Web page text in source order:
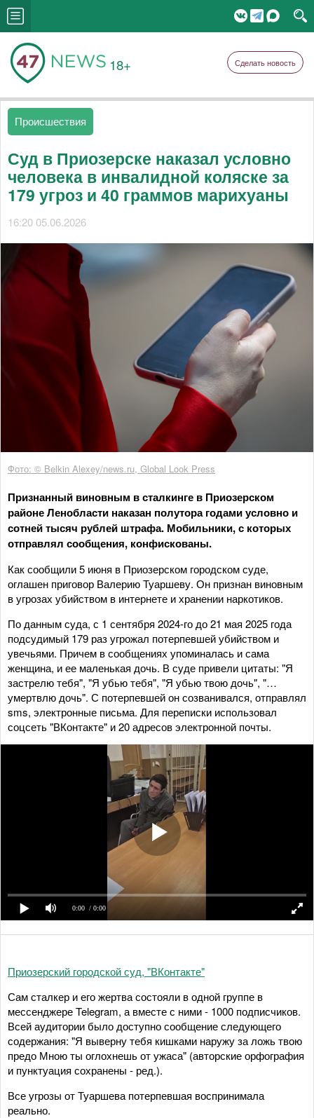
18+ Сделать новость
Происшествия
Суд в Приозерске наказал условно
человека в инвалидной коляске за
179 угроз и 40 граммов марихуаны
16:20 05.06.2026
Фото: © Belkin Alexey/news.ru, Global Look Press
Признанный виновным в сталкинге в Приозерском
районе Ленобласти наказан полутора годами условно и
сотней тысяч рублей штрафа. Мобильники, с которых
отправлял сообщения, конфискованы.
Как сообщили 5 июня в Приозерском городском суде,
оглашен приговор Валерию Туаршеву. Он признан виновным
в угрозах убийством в интернете и хранении наркотиков.
По данным суда, с 1 сентября 2024-го до 21 мая 2025 года
подсудимый 179 раз угрожал потерпевшей убийством и
увечьями. Причем в сообщениях упоминалась и сама
женщина, и ее маленькая дочь. В суде привели цитаты: "Я
застрелю тебя", "Я убью тебя", "Я убью твою дочь", "…
умертвлю дочь". С потерпевшей он созванивался, отправлял
sms, электронные письма. Для переписки использовал
соцсеть "ВКонтакте" и 20 адресов электронной почты.
0:00 / 0:00
Приозерский городской суд, "ВКонтакте"
Сам сталкер и его жертва состояли в одной группе в
мессенджере Telegram, а вместе с ними - 1000 подписчиков.
Всей аудитории было доступно сообщение следующего
содержания: "Я выверну тебя кишками наружу за ложь твою
предо Мною ты оглохнешь от ужаса" (авторские орфография
и пунктуация сохранены - ред.).
Все угрозы от Туаршева потерпевшая воспринимала
реально.